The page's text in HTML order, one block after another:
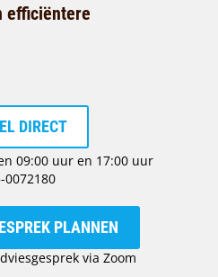
efficiëntere
DIRECT
09:00 uur en 17:00 uur
0072180
PLANNEN
via Zoom